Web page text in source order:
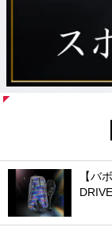
【バ